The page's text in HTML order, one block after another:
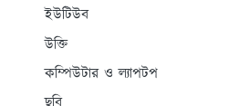
ইউটিউব
উক্তি
কম্পিউটার ও ল্যাপটপ